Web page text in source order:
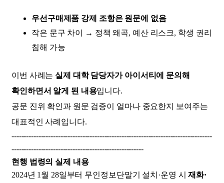
우선구매제품 강제 조항은 원문에 없음
작은 문구 차이 → 정책 왜곡, 예산 리스크, 학생 권리
침해 가능
이번 사례는 실제 대학 담당자가 아이서티에 문의해
확인하면서 알게 된 내용입니다.
공문 진위 확인과 원문 검증이 얼마나 중요한지 보여주는
대표적인 사례입니다.
----------------------------------------------------------------------------------
------------------------------------------------------
현행 법령의 실제 내용
2024년 1월 28일부터 무인정보단말기 설치·운영 시재화·